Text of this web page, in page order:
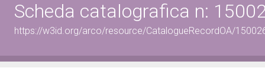
Scheda catalografica n:
https://w3id.org/arco/resource/CatalogueRecordOA/